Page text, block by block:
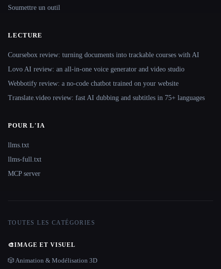
Soumettre un outil
LECTURE
Coursebox review: turning documents into trackable courses with AI
Lovo AI review: an all-in-one voice generator and video studio
Webbotify review: a no-code chatbot trained on your website
Translate.video review: fast AI dubbing and subtitles in 75+ languages
POUR L'IA
llms.txt
llms-full.txt
MCP server
TOUTES LES CATÉGORIES
🎨IMAGE ET VISUEL
🎲 Animation & Modélisation 3D